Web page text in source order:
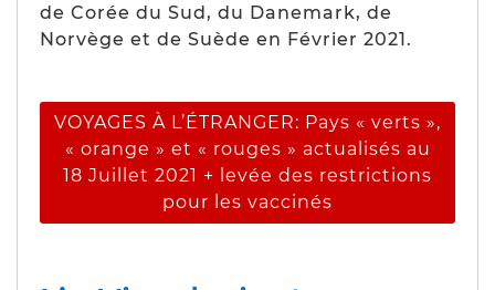
de Corée du Sud, du Danemark, de
Norvège et de Suède en Février 2021.
VOYAGES À L’ÉTRANGER: Pays « verts »,
« orange » et « rouges » actualisés au
18 Juillet 2021 + levée des restrictions
pour les vaccinés